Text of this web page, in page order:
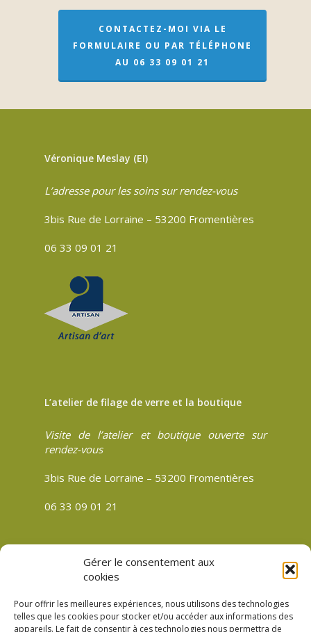
Gérer le consentement aux
cookies
Pour offrir les meilleures expériences, nous utilisons des technologies
telles que les cookies pour stocker et/ou accéder aux informations des
appareils. Le fait de consentir à ces technologies nous permettra de
CONTACTEZ-MOI VIA LE
FORMULAIRE OU PAR TÉLÉPHONE
AU 06 33 09 01 21
Véronique Meslay (EI)
L’adresse pour les soins sur rendez-vous
3bis Rue de Lorraine – 53200 Fromentières
06 33 09 01 21
L’atelier de filage de verre et la boutique
Visite de l’atelier et boutique ouverte sur
rendez-vous
3bis Rue de Lorraine – 53200 Fromentières
06 33 09 01 21
Mentions légales